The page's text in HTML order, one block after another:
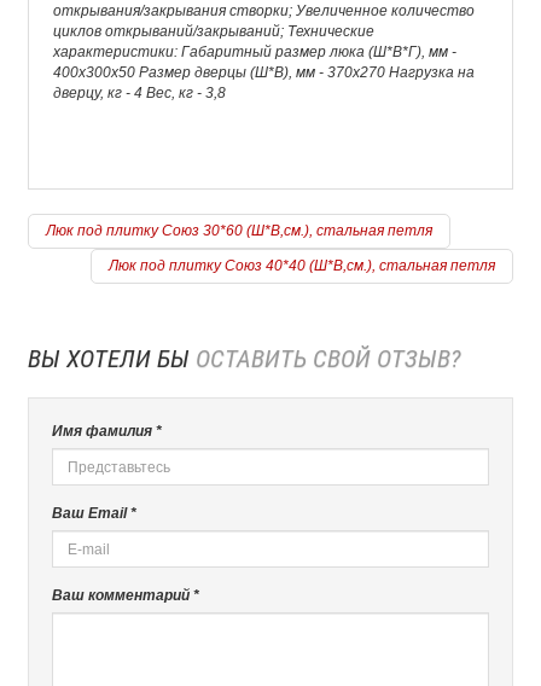
открывания/закрывания створки; Увеличенное количество
циклов открываний/закрываний; Технические
характеристики: Габаритный размер люка (Ш*В*Г), мм -
400х300х50 Размер дверцы (Ш*В), мм - 370х270 Нагрузка на
дверцу, кг - 4 Вес, кг - 3,8
Люк под плитку Союз 30*60 (Ш*В,см.), стальная петля
Люк под плитку Союз 40*40 (Ш*В,см.), стальная петля
ВЫ ХОТЕЛИ БЫ ОСТАВИТЬ СВОЙ ОТЗЫВ?
Имя фамилия *
Ваш Email *
Ваш комментарий *